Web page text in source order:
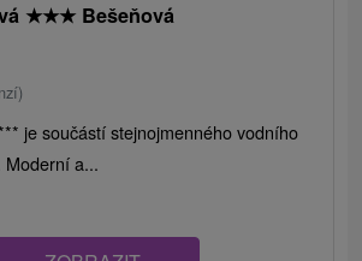
★★★ Bešeňová
je součástí stejnojmenného vodního
a...